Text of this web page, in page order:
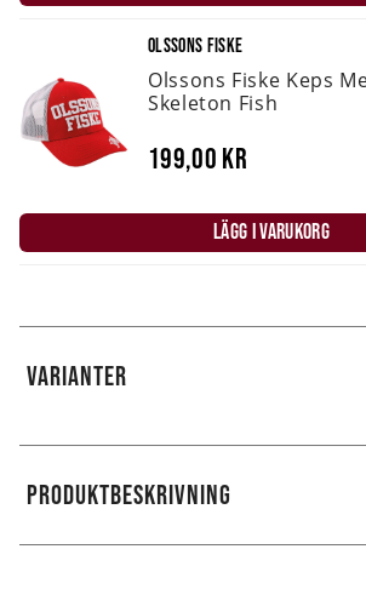
OLSSONS FISKE
Olssons Fiske Keps
Skeleton Fish
199,00 kr
LÄGG I VARUKORG
VARIANTER
PRODUKTBESKRIVNING